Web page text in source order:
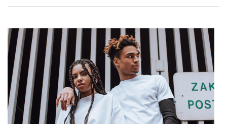
Großhandel factoryprice.eu?
Brauntönewird nicht nur die Herbstkleidung abdecken,
sondern auch Kleidung für den Sommer und solche ohne
Saisonalität schmücken. Schauen Sie sich an, welche
Kollektionen vonfactoryprice.eues sich lohnt zu investieren:
Basic
Sie werden diese Kleidungslinie wegen ihres ungezeichneten